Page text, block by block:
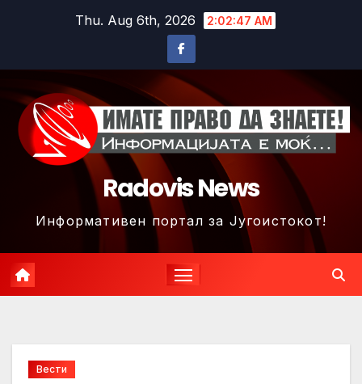
Thu. Aug 6th, 2026 2:02:50 AM
Radovis News
Информативен портал за Југоистокот!
Вести